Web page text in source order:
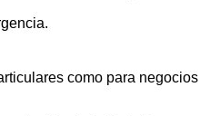
como para negocios